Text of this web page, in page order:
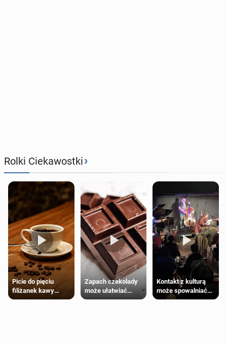
Rolki Ciekawostki›
Picie do pięciu
filiżanek kawy
dziennie jest
Zapach czekolady
może ułatwiać
trening siłowy
Kontakt z kulturą
może spowalniać
starzenie